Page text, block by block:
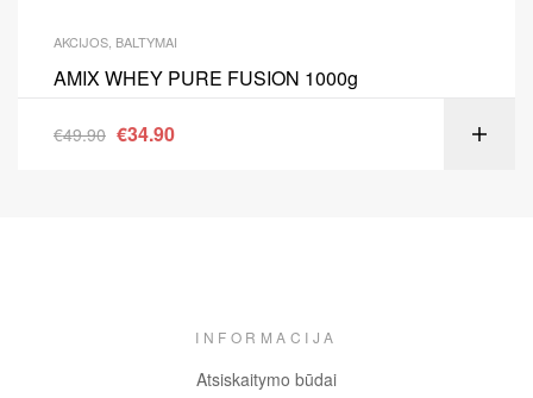
AKCIJOS, BALTYMAI
AMIX WHEY PURE FUSION 1000g
€49.90 €34.90
INFORMACIJA
Atsiskaitymo būdai